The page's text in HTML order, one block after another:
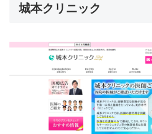
城本クリニック